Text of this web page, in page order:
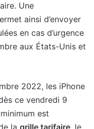
Une
ainsi d’envoyer
en cas d’urgence
aux États-Unis et
2022, les iPhone
ce vendredi 9
minimum est